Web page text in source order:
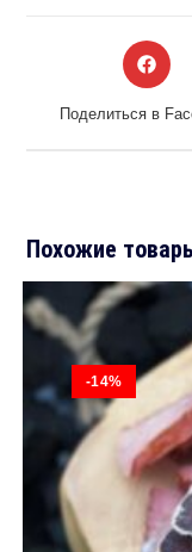
в
Поделиться в
Похожие
-14%